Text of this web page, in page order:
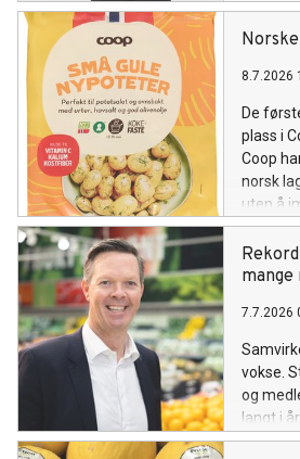
praksis
bygget
8.7.2026
De
plass i
Coop
norsk
uten å
7.7.2026
vokse.
og
langt i
over